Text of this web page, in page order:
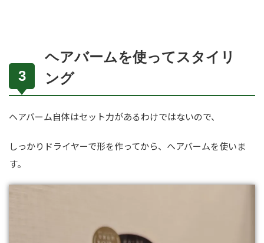
ヘアバームを使ってスタイリ
ング
ヘアバーム自体はセット力があるわけではないので、
しっかりドライヤーで形を作ってから、ヘアバームを使いま
す。